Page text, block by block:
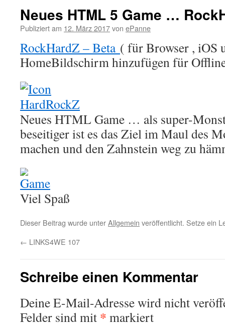
Neues HTML 5 Game …
Publiziert am 12. März 2017von ePanne
RockHardZ – Beta ( für Browser , iOS
HomeBildschirm hinzufügen für
Neues HTML Game … als super-
beseitiger ist es das Ziel im Maul des
machen und den Zahnstein weg zu
Viel Spaß
Dieser Beitrag wurde unterAllgemein veröffentlicht. Setze ein
← LINKS4WE 107
Schreibe einen Kommentar
Deine E-Mail-Adresse wird nicht
Felder sind mit * markiert